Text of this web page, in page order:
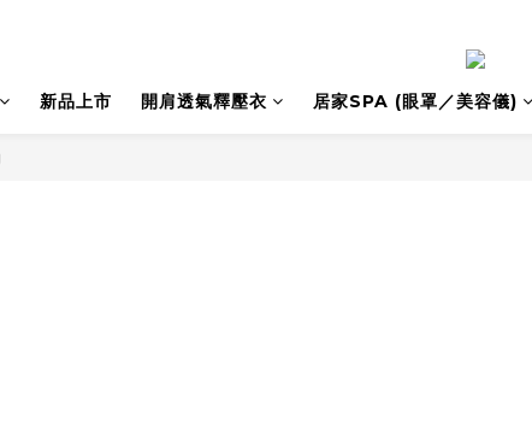
新品上市 開肩透氣釋壓衣 居家SPA (眼罩／美容儀)